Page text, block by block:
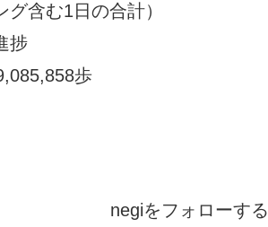
含む1日の合計）
捗
歩
negiをフォローする